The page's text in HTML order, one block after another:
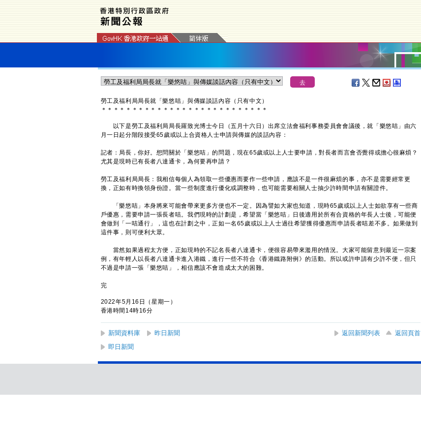
勞工及福利局局長就「樂悠咭」與傳媒談話內容（只有中文）
＊ ＊ ＊ ＊ ＊ ＊ ＊ ＊ ＊ ＊ ＊ ＊ ＊ ＊ ＊ ＊ ＊ ＊ ＊ ＊ ＊ ＊ ＊ ＊ ＊ ＊ ＊
以下是勞工及福利局局長羅致光博士今日（五月十六日）出席立法會福利事務委員會會議後，就「樂悠咭」由六
月一日起分階段接受65歲或以上合資格人士申請與傳媒的談話內容：
記者：局長，你好。想問關於「樂悠咭」的問題，現在65歲或以上人士要申請，對長者而言會否覺得或擔心很麻煩？
尤其是現時已有長者八達通卡，為何要再申請？
勞工及福利局局長：我相信每個人為領取一些優惠而要作一些申請，應該不是一件很麻煩的事，亦不是需要經常更
換，正如有時換領身份證。當一些制度進行優化或調整時，也可能需要相關人士抽少許時間申請有關證件。
「樂悠咭」本身將來可能會帶來更多方便也不一定。因為譬如大家也知道，現時65歲或以上人士如欲享有一些商
戶優惠，需要申請一張長者咭。我們現時的計劃是，希望當「樂悠咭」日後適用於所有合資格的年長人士後，可能便
會做到「一咭通行」，這也在計劃之中，正如一名65歲或以上人士過往希望獲得優惠而申請長者咭差不多。如果做到
這件事，則可便利大眾。
當然如果過程太方便，正如現時的不記名長者八達通卡，便很容易帶來濫用的情況。大家可能留意到最近一宗案
例，有年輕人以長者八達通卡進入港鐵，進行一些不符合《香港鐵路附例》的活動。所以或許申請有少許不便，但只
不過是申請一張「樂悠咭」，相信應該不會造成太大的困難。
完
2022年5月16日（星期一）
香港時間14時16分
新聞資料庫 昨日新聞 返回新聞列表
返回頁首
即日新聞